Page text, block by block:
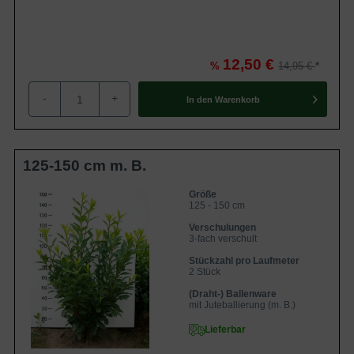
Besonderheiten und Verwendungsmöglichkeiten des
Prunus laurocerasus 'Novita'
Blüten- und Fruchtbildung bei Prunus laurocerasus
'Novita'
'Novita'
Der ideale Standort
Bodenverhältnisse
Pflegeempfehlungen für Prunus laurocerasus
'Novita'
Pflanzzeit
Rückschnitt
Bewässerung
Düngung
Krankheiten des Prunus laurocerasus 'Novita'
Schrotschuss
Echter und Falscher Mehltau
Trockenschäden durch Frost
% 12,50 € 14,95 €
- + In den Warenkorb
125-150 cm m. B.
Größe
125 - 150 cm
Verschulungen
3-fach verschult
Stückzahl pro Laufmeter
2 Stück
(Draht-) Ballenware
mit Juteballierung (m. B.)
Lieferbar